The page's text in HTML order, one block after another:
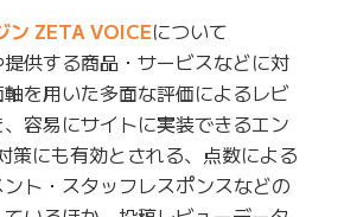
ン ZETA VOICEについて
供する商品・サービスなどに対
を用いた多面な評価によるレビ
容易にサイトに実装できるエン
策にも有効とされる、点数による
ト・スタッフレスポンスなどの